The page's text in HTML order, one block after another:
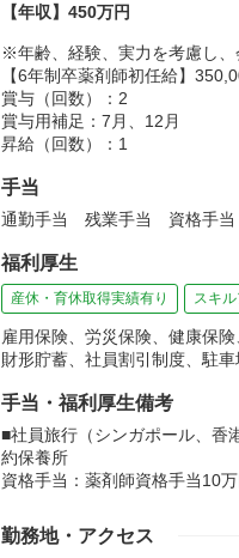
【年収】450万円
※年齢、経験、実力を考慮し、
【6年制卒薬剤師初任給】
賞与（回数）：2
賞与用補足：7月、12月
昇給（回数）：1
手当
通勤手当 残業手当 資格手当
福利厚生
産休・育休取得実績有り スキ
雇用保険、労災保険、健康保
財形貯蓄、社員割引制度、駐車
手当・福利厚生備考
■社員旅行（シンガポール、香
約保養所
資格手当：薬剤師資格手当10
勤務地・アクセス